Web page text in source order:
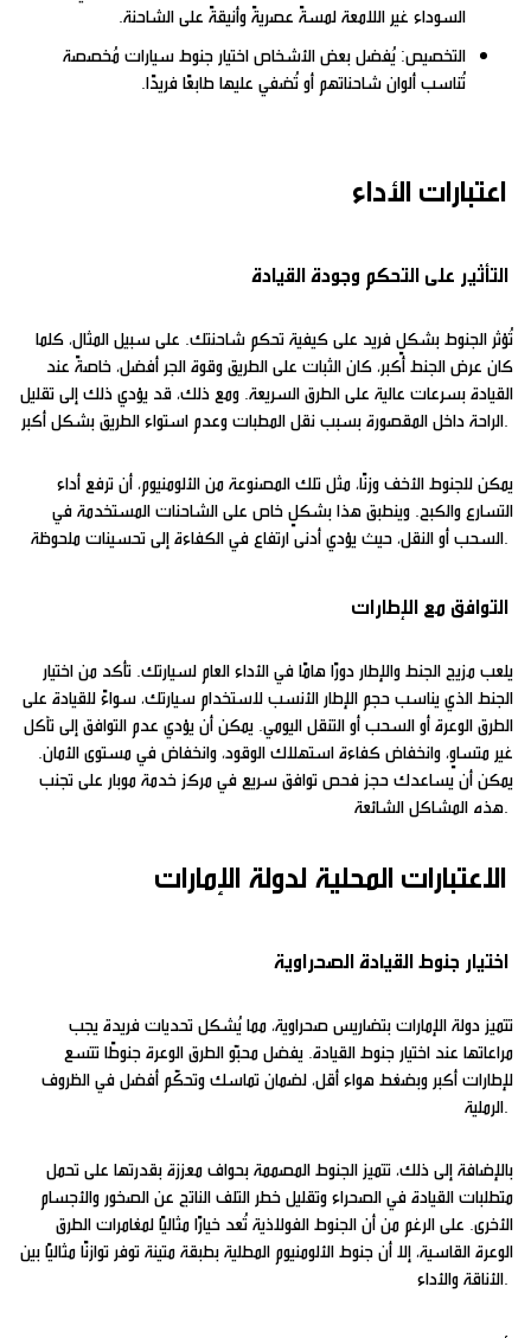
السوداء غير اللامعة لمسةً عصريةً وأنيقةً على الشاحنة.
التخصيص: يُفضل بعض الأشخاص اختيار جنوط سيارات مُخصصة
تُناسب ألوان شاحناتهم أو تُضفي عليها طابعًا فريدًا.
تُؤثر الجنوط بشكلٍ فريد على كيفية تحكم شاحنتك. على سبيل المثال، كلما
كان عرض الجنط أكبر، كان الثبات على الطريق وقوة الجر أفضل، خاصةً عند
القيادة بسرعات عالية على الطرق السريعة. ومع ذلك، قد يؤدي ذلك إلى تقليل
الراحة داخل المقصورة بسبب نقل المطبات وعدم استواء الطريق بشكل أكبر.
يمكن للجنوط الأخف وزنًا، مثل تلك المصنوعة من الألومنيوم، أن ترفع أداء
التسارع والكبح. وينطبق هذا بشكلٍ خاص على الشاحنات المستخدمة في
السحب أو النقل، حيث يؤدي أدنى ارتفاع في الكفاءة إلى تحسينات ملحوظة.
يلعب مزيج الجنط والإطار دورًا هامًا في الأداء العام لسيارتك. تأكد من اختيار
الجنط الذي يناسب حجم الإطار الأنسب لاستخدام سيارتك، سواءً للقيادة على
الطرق الوعرة أو السحب أو التنقل اليومي. يمكن أن يؤدي عدم التوافق إلى تآكل
غير متساوٍ، وانخفاض كفاءة استهلاك الوقود، وانخفاض في مستوى الأمان.
يمكن أن يساعدك حجز فحص توافق سريع في مركز خدمة موبار على تجنب
هذه المشاكل الشائعة.
تتميز دولة الإمارات بتضاريس صحراوية، مما يُشكل تحديات فريدة يجب
مراعاتها عند اختيار جنوط القيادة. يفضل محبّو الطرق الوعرة جنوطًا تتسع
لإطارات أكبر وبضغط هواء أقل، لضمان تماسك وتحكّم أفضل في الظروف
الرملية.
بالإضافة إلى ذلك، تتميز الجنوط المصممة بحواف معززة بقدرتها على تحمل
متطلبات القيادة في الصحراء وتقليل خطر التلف الناتج عن الصخور والأجسام
الأخرى. على الرغم من أن الجنوط الفولاذية تُعد خيارًا مثاليًا لمغامرات الطرق
الوعرة القاسية، إلا أن جنوط الألومنيوم المطلية بطبقة متينة توفر توازنًا مثاليًا بين
الأناقة والأداء.